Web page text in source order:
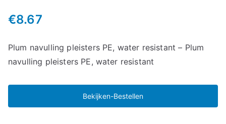
€8.67
Plum navulling pleisters PE, water resistant – Plum
navulling pleisters PE, water resistant
Bekijken-Bestellen